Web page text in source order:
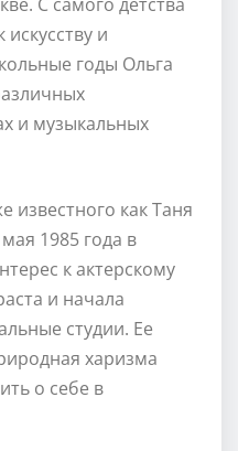
и
годы Ольга
и музыкальных
известного как Таня
1985 года в
к актерскому
и начала
студии. Ее
харизма
о себе в